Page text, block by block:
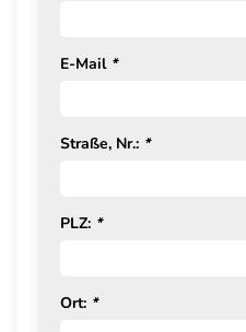
E-Mail *
Straße, Nr.: *
PLZ: *
Ort: *